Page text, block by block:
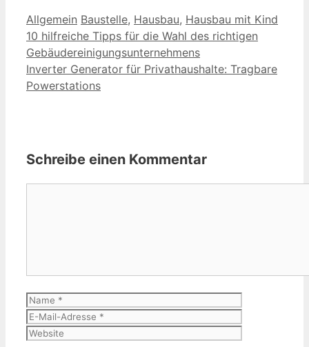
Kategorien
Allgemein Schlagwörter
Baustelle, Hausbau, Hausbau mit Kind
10 hilfreiche Tipps für die Wahl des richtigen
Gebäudereinigungsunternehmens
Inverter Generator für Privathaushalte: Tragbare
Powerstations
Schreibe einen Kommentar
Name